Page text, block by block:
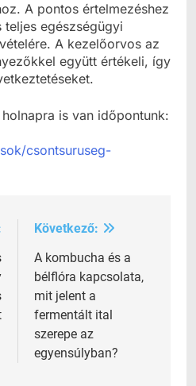
A pontos értelmezéshez
teljes egészségügyi
A kezelőorvos az
együtt értékeli, így
is van időpontunk:
csontsuruseg-
Következő:
A kombucha és a
bélflóra kapcsolata,
mit jelent a
fermentált ital
szerepe az
egyensúlyban?